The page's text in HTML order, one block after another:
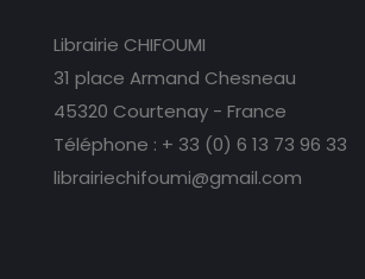
Librairie CHIFOUMI
31 place Armand Chesneau
45320 Courtenay - France
Téléphone : + 33 (0) 6 13 73 96 33
librairiechifoumi@gmail.com